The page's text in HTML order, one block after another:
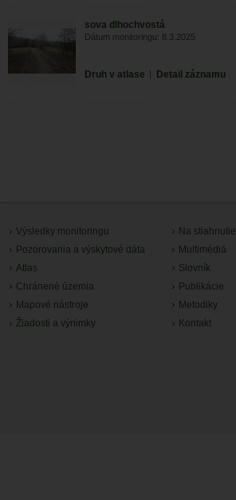
sova dlhochvostá
Dátum monitoringu: 8.3.2025
Druh v atlase | Detail záznamu
Výsledky monitoringu
Pozorovania a výskytové dáta
Atlas
Chránené územia
Mapové nástroje
Žiadosti a výnimky
Na stiahnutie
Multimédiá
Slovník
Publikácie
Metodiky
Kontakt